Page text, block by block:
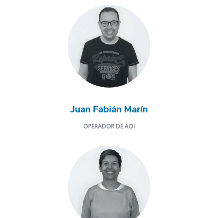
Juan Fabián Marín
OPERADOR DE AOI